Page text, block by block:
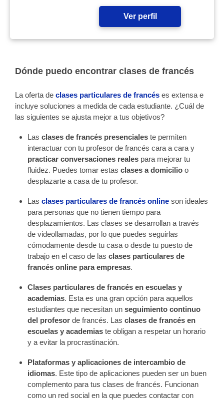
Ver perfil
Dónde puedo encontrar clases de francés
La oferta de clases particulares de francés es extensa e
incluye soluciones a medida de cada estudiante. ¿Cuál de
las siguientes se ajusta mejor a tus objetivos?
Lasclases de francés presenciales te permiten
interactuar con tu profesor de francés cara a cara y
practicar conversaciones reales para mejorar tu
fluidez. Puedes tomar estasclases a domicilio o
desplazarte a casa de tu profesor.
Lasclases particulares de francés online son ideales
para personas que no tienen tiempo para
desplazamientos. Las clases se desarrollan a través
de videollamadas, por lo que puedes seguirlas
cómodamente desde tu casa o desde tu puesto de
trabajo en el caso de lasclases particulares de
francés online para empresas.
Clases particulares de francés en escuelas y
academias. Esta es una gran opción para aquellos
estudiantes que necesitan unseguimiento continuo
del profesor de francés. Lasclases de francés en
escuelas y academias te obligan a respetar un horario
y a evitar la procrastinación.
Plataformas y aplicaciones de intercambio de
idiomas. Este tipo de aplicaciones pueden ser un buen
complemento para tus clases de francés. Funcionan
como un red social en la que puedes contactar con